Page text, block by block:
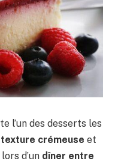
l’un des desserts les
texture crémeuse et
d’un dîner entre